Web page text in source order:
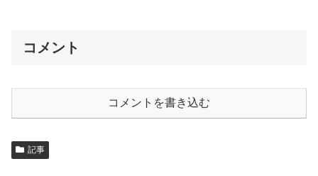
コメント
コメントを書き込む
記事